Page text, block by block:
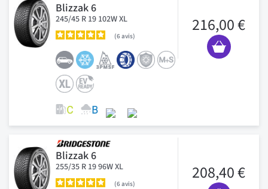
Blizzak 6
245/45 R 19 102W XL
6avis
216,00 €
Blizzak 6
255/35 R 19 96W XL
6avis
208,40 €